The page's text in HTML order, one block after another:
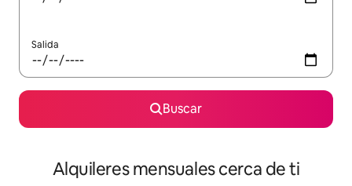
Salida
Buscar
Alquileres mensuales cerca de ti